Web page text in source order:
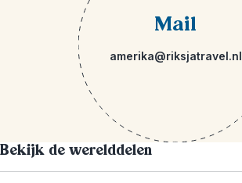
Mail
amerika@riksjatravel.nl
Bekijk de werelddelen